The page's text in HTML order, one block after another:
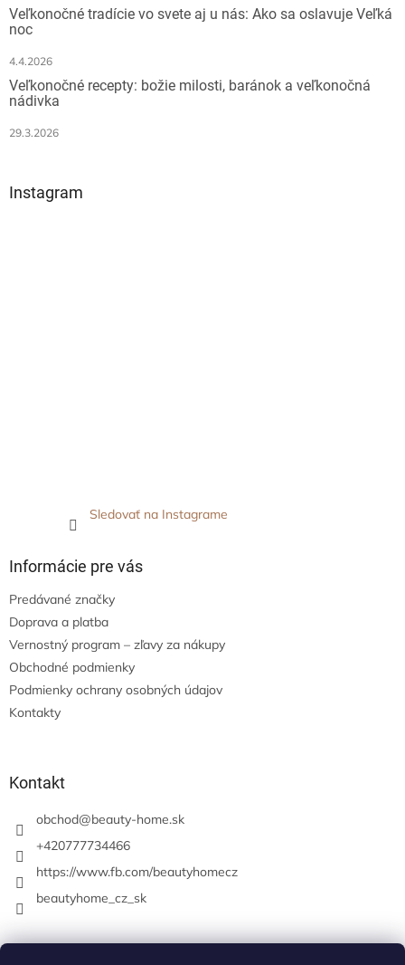
Veľkonočné tradície vo svete aj u nás: Ako sa oslavuje Veľká
noc
4.4.2026
Veľkonočné recepty: božie milosti, baránok a veľkonočná
nádivka
29.3.2026
Instagram
Sledovať na Instagrame
Informácie pre vás
Predávané značky
Doprava a platba
Vernostný program – zľavy za nákupy
Obchodné podmienky
Podmienky ochrany osobných údajov
Kontakty
Kontakt
obchod@beauty-home.sk
+420777734466
https://www.fb.com/beautyhomecz
beautyhome_cz_sk